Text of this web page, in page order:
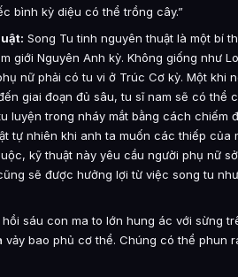
bình kỳ diệu có thể trồng cây.”
Song Tu tinh nguyên thuật là một bí
giới Nguyên Anh kỳ. Không giống như
nữ phải có tu vi ở Trúc Cơ kỳ. Một khi
giai đoạn đủ sâu, tu sĩ nam sẽ có thể
luyện trong nháy mắt bằng cách chiếm
tự nhiên khi anh ta muốn các thiếp của
kỹ thuật này yêu cầu người phụ nữ
sẽ được hưởng lợi từ việc song tu
hồi sáu con ma to lớn hung ác với sừng
vảy bao phủ cơ thể. Chúng có thể phun